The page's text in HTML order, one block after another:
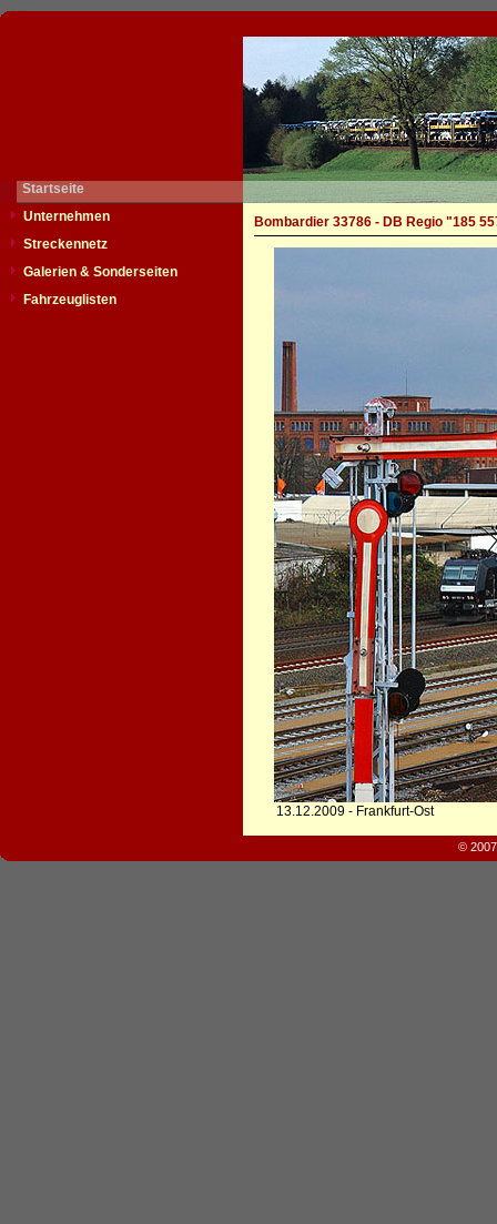
Startseite
Unternehmen
Streckennetz
Galerien & Sonderseiten
Fahrzeuglisten
Bombardier 33786 - DB Regio "185
13.12.2009 - Frankfurt-Ost
©